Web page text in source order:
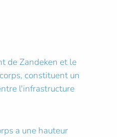
de Zandeken et le
constituent un
l'infrastructure
a une hauteur